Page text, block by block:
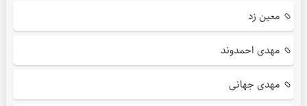
معین زد
مهدی احمدوند
مهدی جهانی